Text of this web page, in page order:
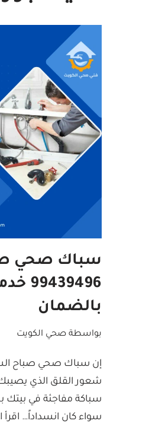
سباك صحي
بالضمان
بواسطة صحي الكويت
إن سباك صحي صباح
شعور القلق الذي
سباكة مفاجئة في بيتك
سواء كان انسداداً… اقرأ